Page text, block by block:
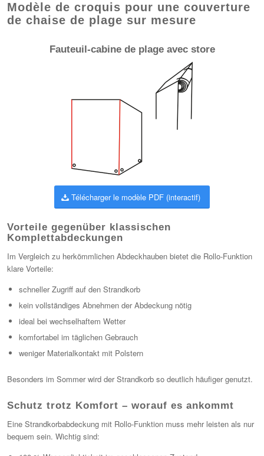
Modèle de croquis pour une couverture
de chaise de plage sur mesure
Fauteuil-cabine de plage avec store
Télécharger le modèle PDF (interactif)
Vorteile gegenüber klassischen
Komplettabdeckungen
Im Vergleich zu herkömmlichen Abdeckhauben bietet die Rollo-Funktion
klare Vorteile:
schneller Zugriff auf den Strandkorb
kein vollständiges Abnehmen der Abdeckung nötig
ideal bei wechselhaftem Wetter
komfortabel im täglichen Gebrauch
weniger Materialkontakt mit Polstern
Besonders im Sommer wird der Strandkorb so deutlich häufiger genutzt.
Schutz trotz Komfort – worauf es ankommt
Eine Strandkorbabdeckung mit Rollo-Funktion muss mehr leisten als nur
bequem sein. Wichtig sind: